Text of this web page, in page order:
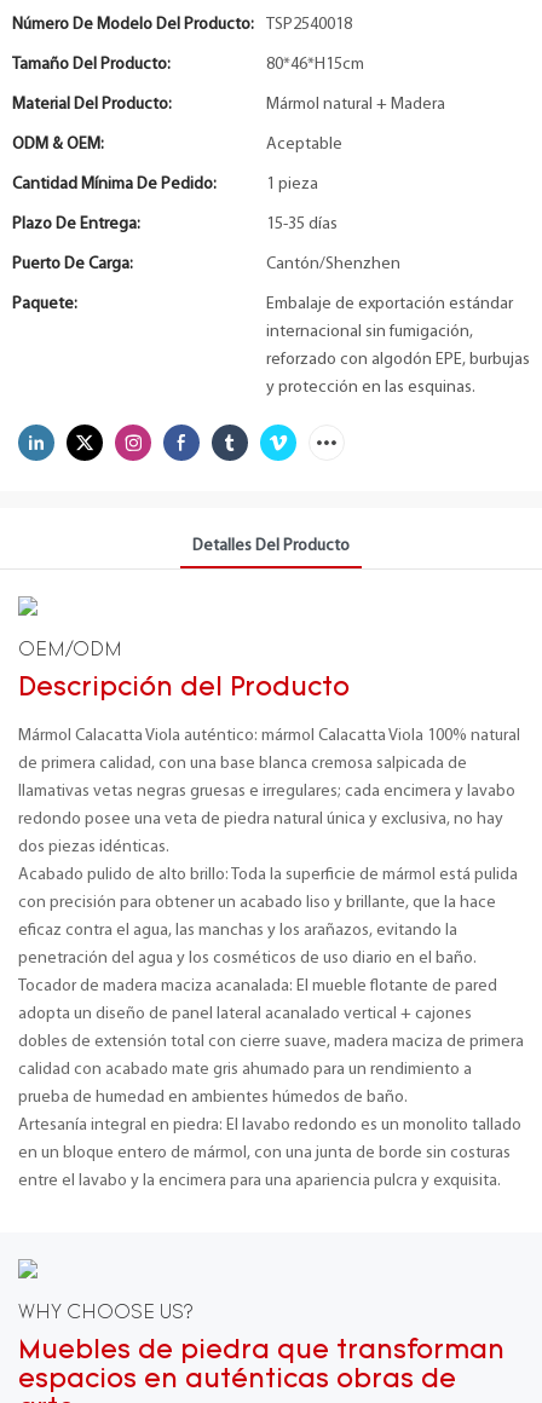
Número De Modelo Del Producto: TSP2540018
Tamaño Del Producto: 80*46*H15cm
Material Del Producto: Mármol natural + Madera
ODM & OEM: Aceptable
Cantidad Mínima De Pedido: 1 pieza
Plazo De Entrega: 15-35 días
Puerto De Carga: Cantón/Shenzhen
Paquete:
Embalaje de exportación estándar
internacional sin fumigación,
reforzado con algodón EPE, burbujas
y protección en las esquinas.
Detalles Del Producto
OEM/ODM
Descripción del Producto
Mármol Calacatta Viola auténtico: mármol Calacatta Viola 100% natural
de primera calidad, con una base blanca cremosa salpicada de
llamativas vetas negras gruesas e irregulares; cada encimera y lavabo
redondo posee una veta de piedra natural única y exclusiva, no hay
dos piezas idénticas.
Acabado pulido de alto brillo: Toda la superficie de mármol está pulida
con precisión para obtener un acabado liso y brillante, que la hace
eficaz contra el agua, las manchas y los arañazos, evitando la
penetración del agua y los cosméticos de uso diario en el baño.
Tocador de madera maciza acanalada: El mueble flotante de pared
adopta un diseño de panel lateral acanalado vertical + cajones
dobles de extensión total con cierre suave, madera maciza de primera
calidad con acabado mate gris ahumado para un rendimiento a
prueba de humedad en ambientes húmedos de baño.
Artesanía integral en piedra: El lavabo redondo es un monolito tallado
en un bloque entero de mármol, con una junta de borde sin costuras
entre el lavabo y la encimera para una apariencia pulcra y exquisita.
WHY CHOOSE US?
Muebles de piedra que transforman
espacios en auténticas obras de